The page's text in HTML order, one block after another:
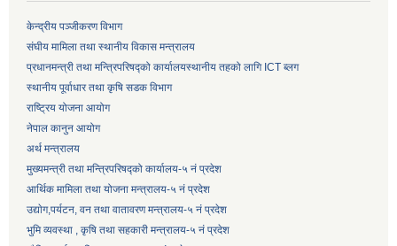
केन्द्रीय पञ्जीकरण विभाग
संघीय मामिला तथा स्थानीय विकास मन्त्रालय
प्रधानमन्त्री तथा मन्त्रिपरिषद्को कार्यालयस्थानीय तहको लागि ICT ब्लग
स्थानीय पूर्वाधार तथा कृषि सडक विभाग
राष्ट्रिय योजना आयोग
नेपाल कानुन आयोग
अर्थ मन्त्रालय
मुख्यमन्त्री तथा मन्त्रिपरिषद्को कार्यालय-५ नं प्रदेश
आर्थिक मामिला तथा योजना मन्त्रालय-५ नं प्रदेश
उद्याेग,पर्यटन, वन तथा वातावरण मन्त्रालय-५ नं प्रदेश
भुमि व्यवस्था , कृषि तथा सहकारी मन्त्रालय-५ नं प्रदेश